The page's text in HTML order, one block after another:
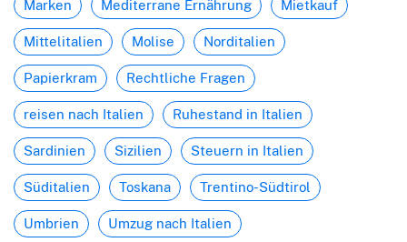
Marken Mediterrane Ernährung Mietkauf
Mittelitalien Molise Norditalien
Papierkram Rechtliche Fragen
reisen nach Italien Ruhestand in Italien
Sardinien Sizilien Steuern in Italien
Süditalien Toskana Trentino-Südtirol
Umbrien Umzug nach Italien